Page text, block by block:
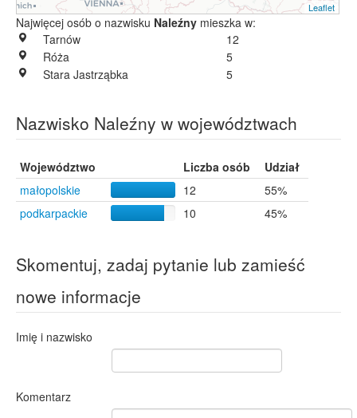
Leaflet
Najwięcej osób o nazwisku Naleźny mieszka w:
Tarnów
12
Róża
5
Stara Jastrząbka
5
Nazwisko Naleźny w województwach
Województwo Liczba osób
Udział
małopolskie
12
55%
podkarpackie
10 45%
Skomentuj, zadaj pytanie lub zamieść
nowe informacje
Imię i nazwisko
Komentarz